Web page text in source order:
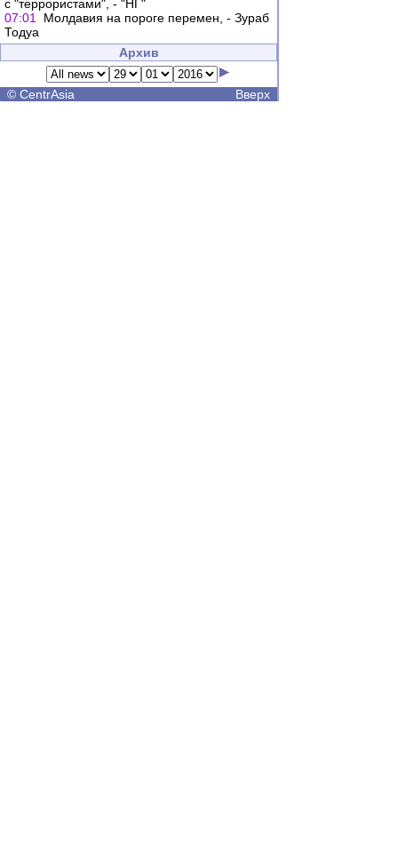
с "террористами", - "НГ"
07:01
Молдавия на пороге перемен, - Зураб
Тодуа
Архив
© CentrAsia Вверх